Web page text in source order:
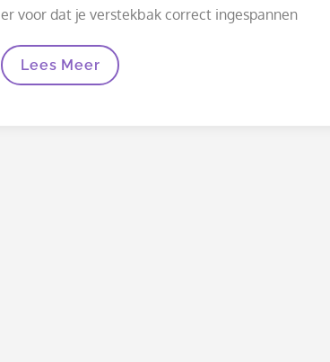
er voor dat je verstekbak correct ingespannen
Fase
3
Lees Meer